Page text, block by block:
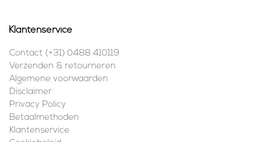
Klantenservice
Contact (+31) 0488 410119
Verzenden & retourneren
Algemene voorwaarden
Disclaimer
Privacy Policy
Betaalmethoden
Klantenservice